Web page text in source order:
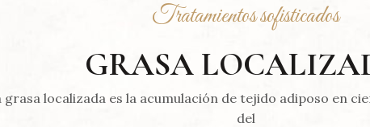
Tratamientos sofisticados
GRASA
grasa localizada es la acumulación de tejido adiposo en
del